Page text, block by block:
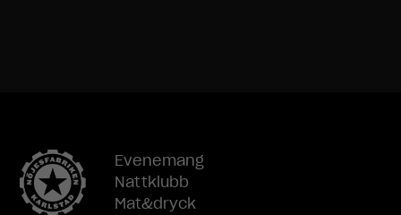
Evenemang
Nattklubb
Mat&dryck